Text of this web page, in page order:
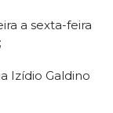
a sexta-feira
Izídio Galdino